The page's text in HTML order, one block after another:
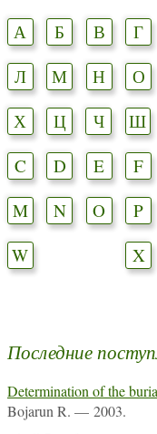
А Б В Г
Л
М Н О
Х
Ц Ч Ш
C
D E F
M
N O P
W
X
Последние
Determination of the
Bojarun R. — 2003.